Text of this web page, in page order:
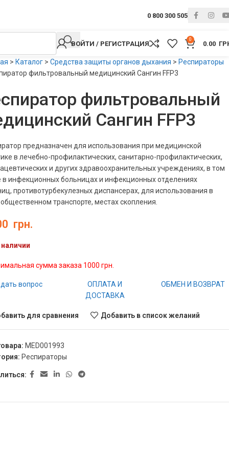
0 800 300 505
ВОЙТИ / РЕГИСТРАЦИЯ
0
0.00
> Каталог> Средства защиты органов дыхания > Респираторы
фильтровальный медицинский Сангин FFP3
фильтровальный
Сангин FFP3
предназначен для использования при медицинской
в лечебно-профилактических, санитарно-профилактических,
и других здравоохранительных учреждениях, в том
в инфекционных больницах и инфекционных отделениях
противотурбекулезных диспансерах, для использования в
транспорте, местах скопления.
грн.
сумма заказа 1000 грн.
вопрос
ОПЛАТА И
ДОСТАВКА
ОБМЕН И ВОЗВРАТ
для сравнения Добавить в список желаний
MED001993
Респираторы